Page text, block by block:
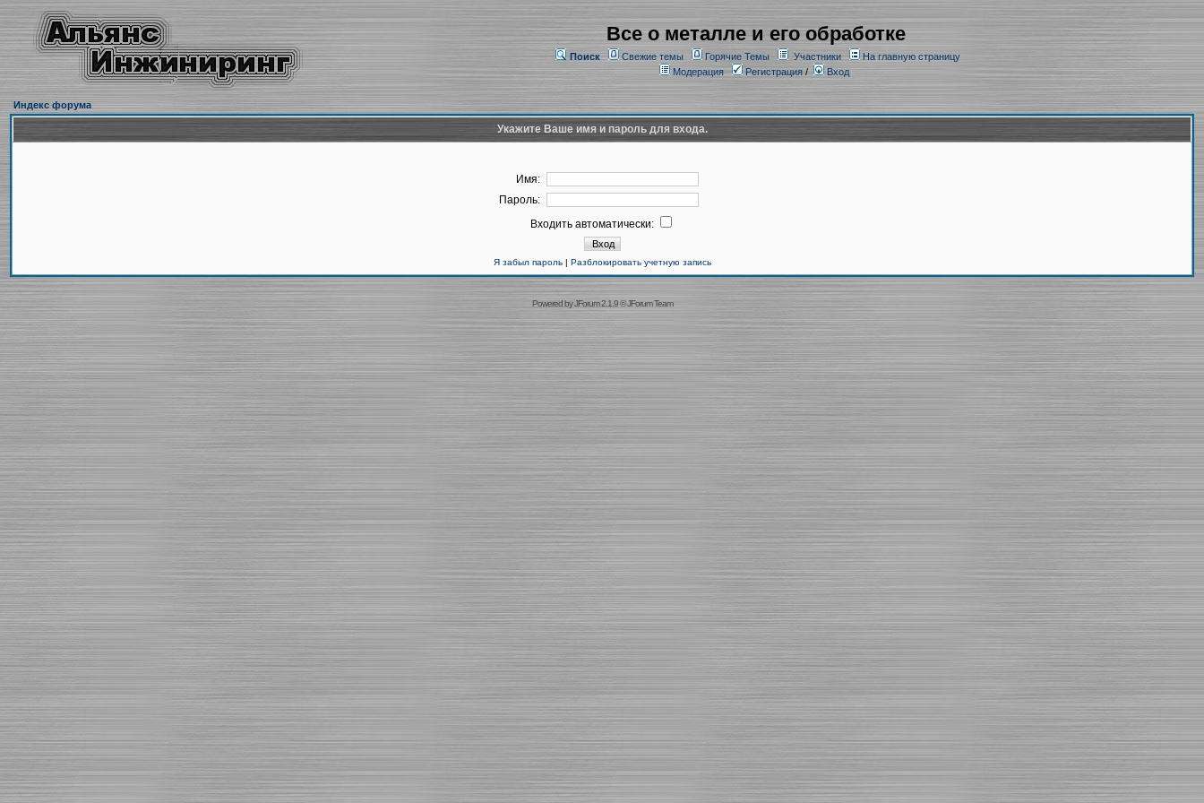
Все о металле и его обработке
Поиск Свежие темы Горячие Темы Участники
На главную страницу
Модерация
Регистрация/ Вход
Индекс форума
Укажите Ваше имя и пароль для входа.
Имя:
Пароль:
Входить автоматически:
Я забыл пароль| Разблокировать учетную запись
Powered byJForum 2.1.9©JForum Team